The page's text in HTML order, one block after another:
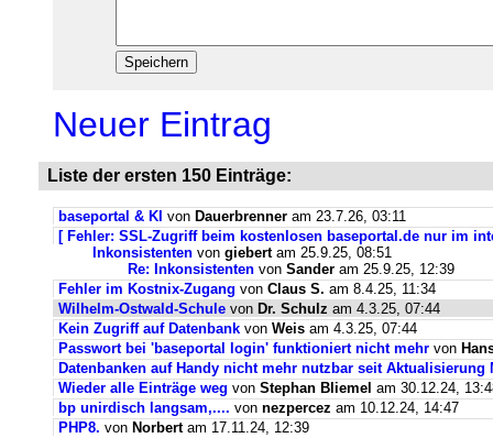
Neuer Eintrag
Liste der ersten 150 Einträge:
baseportal & KI von Dauerbrenner am 23.7.26, 03:11
[ Fehler: SSL-Zugriff beim kostenlosen baseportal.de nur im
Inkonsistenten von giebertam 25.9.25, 08:51
Re: Inkonsistenten von Sander am 25.9.25, 12:39
Fehler im Kostnix-Zugang von Claus S. am 8.4.25, 11:34
Wilhelm-Ostwald-Schule von Dr. Schulz am 4.3.25, 07:44
Kein Zugriff auf Datenbank von Weis am 4.3.25, 07:44
Passwort bei 'baseportal login' funktioniert nicht mehr von
Datenbanken auf Handy nicht mehr nutzbar seit Aktualisierung
Wieder alle Einträge weg von Stephan Bliemel am 30.12.24,
bp unirdisch langsam,.... von nezpercez am 10.12.24, 14:47
PHP8. von Norbertam 17.11.24, 12:39